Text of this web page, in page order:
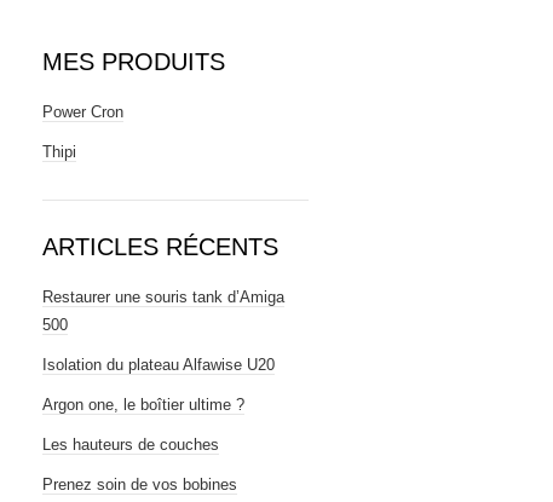
MES PRODUITS
Power Cron
Thipi
ARTICLES RÉCENTS
Restaurer une souris tank d’Amiga
500
Isolation du plateau Alfawise U20
Argon one, le boîtier ultime ?
Les hauteurs de couches
Prenez soin de vos bobines